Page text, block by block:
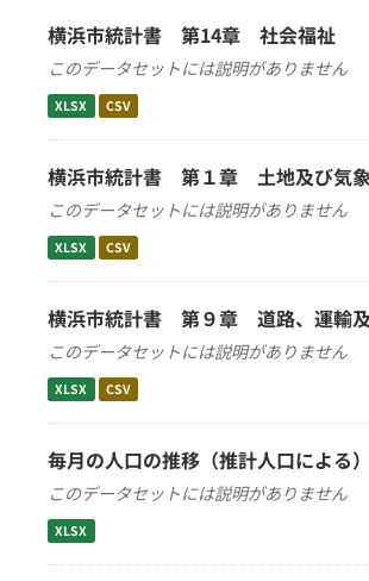
横浜市統計書 第14章 社会福祉
このデータセットには説明がありません
XLSX CSV
横浜市統計書 第１章 土地及び気
このデータセットには説明がありません
XLSX CSV
横浜市統計書 第９章 道路、運輸
このデータセットには説明がありません
XLSX CSV
毎月の人口の推移（推計人口による）
このデータセットには説明がありません
XLSX